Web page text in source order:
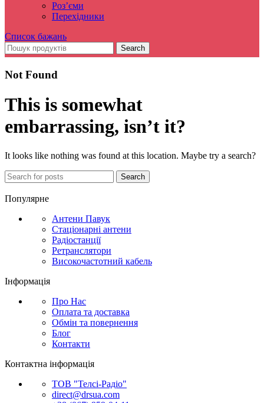
Роз’єми
Перехідники
Список бажань
Search
Not Found
This is somewhat
embarrassing, isn’t it?
It looks like nothing was found at this location. Maybe try a search?
Search
Популярне
Антени Павук
Стаціонарні антени
Радіостанції
Ретранслятори
Високочастотний кабель
Інформація
Про Нас
Оплата та доставка
Обмін та повернення
Блог
Контакти
Контактна інформація
ТОВ "Телсі-Радіо"
direct@drsua.com